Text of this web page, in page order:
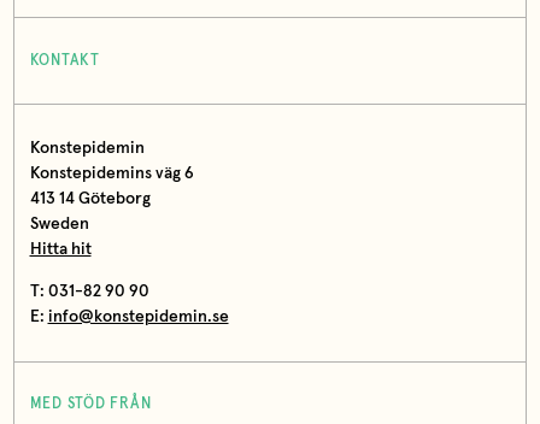
KONTAKT
Konstepidemin
Konstepidemins väg 6
413 14 Göteborg
Sweden
Hitta hit
T: 031-82 90 90
E: info@konstepidemin.se
MED STÖD FRÅN